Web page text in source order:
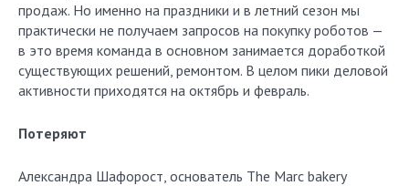
продаж. Но именно на праздники и в летний сезон мы
практически не получаем запросов на покупку роботов —
в это время команда в основном занимается доработкой
существующих решений, ремонтом. В целом пики деловой
активности приходятся на октябрь и февраль.
Потеряют
Александра Шафорост, основатель The Marc bakery